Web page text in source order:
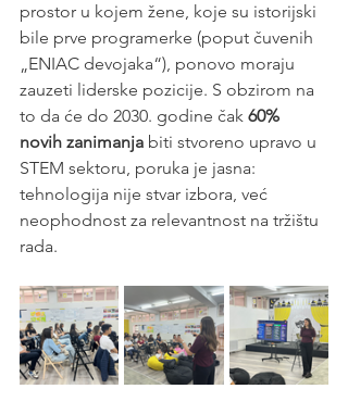
prostor u kojem žene, koje su istorijski
bile prve programerke (poput čuvenih
„ENIAC devojaka“), ponovo moraju
zauzeti liderske pozicije. S obzirom na
to da će do 2030. godine čak 60%
novih zanimanja biti stvoreno upravo u
STEM sektoru, poruka je jasna:
tehnologija nije stvar izbora, već
neophodnost za relevantnost na tržištu
rada.